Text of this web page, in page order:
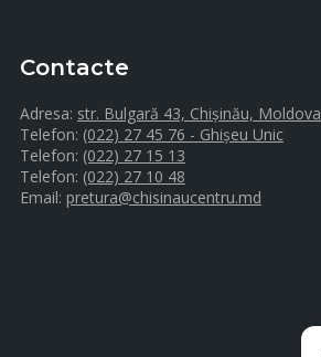
Contacte
Adresa: str. Bulgară 43, Chișinău, Moldova
Telefon: (022) 27 45 76 - Ghișeu Unic
Telefon: (022) 27 15 13
Telefon: (022) 27 10 48
Email: pretura@chisinaucentru.md